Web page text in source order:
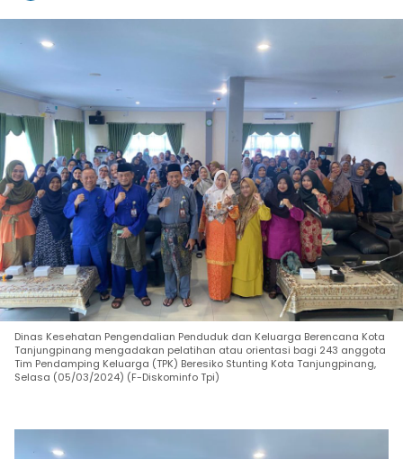
Dinas Kesehatan Pengendalian Penduduk dan Keluarga Berencana Kota
Tanjungpinang mengadakan pelatihan atau orientasi bagi 243 anggota
Tim Pendamping Keluarga (TPK) Beresiko Stunting Kota Tanjungpinang,
Selasa (05/03/2024) (F-Diskominfo Tpi)